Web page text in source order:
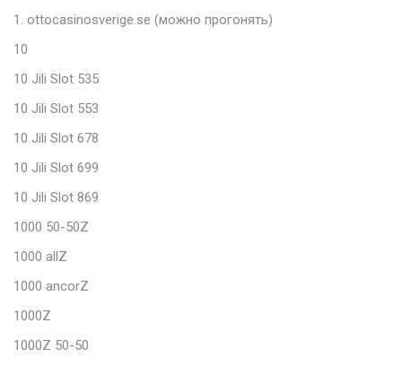
1. ottocasinosverige.se (можно прогонять)
10
10 Jili Slot 535
10 Jili Slot 553
10 Jili Slot 678
10 Jili Slot 699
10 Jili Slot 869
1000 50-50Z
1000 allZ
1000 ancorZ
1000Z
1000Z 50-50